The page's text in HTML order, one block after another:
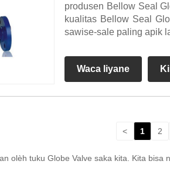
produsen Bellow Seal
kualitas Bellow Seal
sawise-sale paling apik
Waca liyane
< 1 2
olèh tuku Globe Valve saka kita. Kita bisa